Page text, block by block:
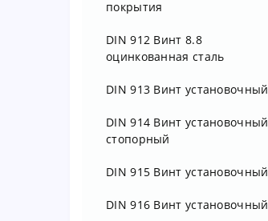
покрытия
DIN 912 Винт 8.8
оцинкованная сталь
DIN 912 Винт М 3 8.8 цинк
DIN 912 Винт М 4 8.8 цинк
DIN 912 Винт М 5 8.8 цинк
DIN 912 Винт М 6 8.8 цинк
DIN 912 Винт М 8 8.8 цинк
DIN 913 Винт установочный
DIN 914 Винт установочный
стопорный
DIN 915 Винт установочный
DIN 916 Винт установочный